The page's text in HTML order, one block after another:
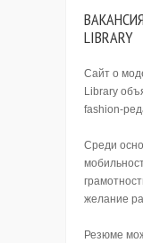
ВАКАНСИЯ
LIBRARY
Сайт о
Library
fashion-
Среди
желание
Резюме